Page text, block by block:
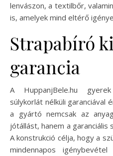
lenvászon, a textilbőr,
is, amelyek mind eltérő
Strapabíró
garancia
A HuppanjBele.hu
súlykorlát nélküli garanciával
a gyártó nemcsak az
jótállást, hanem a garanciális
A konstrukció célja, hogy a
mindennapos